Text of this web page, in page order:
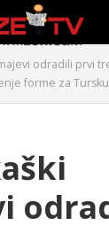
odradili prvi
forme za Tursku